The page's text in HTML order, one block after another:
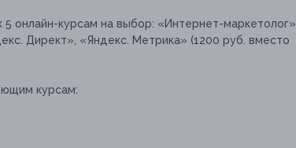
онлайн-курсам на выбор: «Интернет-маркетолог»,
Директ», «Яндекс. Метрика» (1200 руб. вместо
курсам: